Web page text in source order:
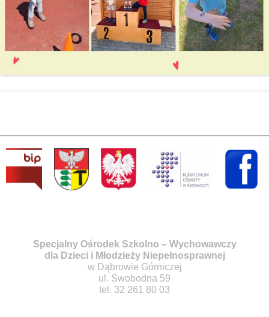
Specjalny Ośrodek Szkolno – Wychowawczy
dla Dzieci i Młodzieży Niepełnosprawnej
w Dąbrowie Górniczej
ul. Swobodna 59
tel. 32 261 80 03